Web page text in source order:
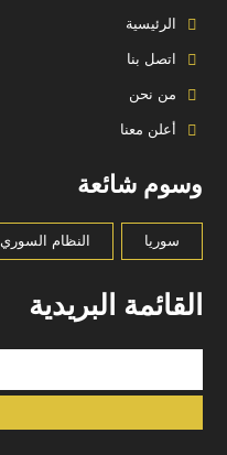
الرئيسية
اتصل بنا
من نحن
أعلن معنا
وسوم شائعة
سوريا النظام السوري
القائمة البريدية